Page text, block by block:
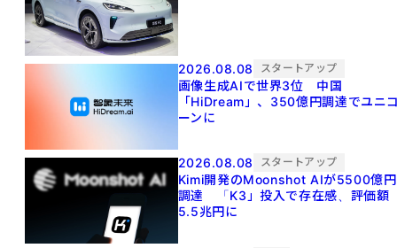
2026.08.08 スタートアップ
画像生成AIで世界3位 中国
「HiDream」、350億円調達でユニ
ーンに
2026.08.08 スタートアップ
Kimi開発のMoonshot AIが5500億円
調達 「K3」投入で存在感、評価額
5.5兆円に